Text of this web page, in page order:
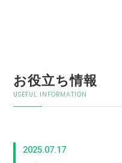
お役立ち情報
USEFUL INFORMATION
2025.07.17